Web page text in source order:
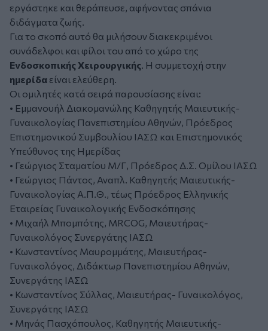
εργάστηκε και θεράπευσε, αφήνοντας σπάνια
διδάγματα ζωής.
Για το σκοπό αυτό θα μιλήσουν διακεκριμένοι
συνάδελφοι και φίλοι του από το χώρο της
Ενδοσκοπικής Χειρουργικής. Η συμμετοχή στην
ημερίδα είναι ελεύθερη.
Οι ομιλητές κατά σειρά παρουσίασης είναι:
• Εμμανουήλ Διακομανώλης Καθηγητής Μαιευτικής-
Γυναικολογίας Πανεπιστημίου Αθηνών, Πρόεδρος
Επιστημονικού Συμβουλίου ΙΑΣΩ και Επιστημονικός
Υπεύθυνος της Ημερίδας
• Γεώργιος Σταματίου Μ/Γ, Πρόεδρος Δ.Σ. Ομίλου ΙΑΣΩ
• Γεώργιος Πάντος, Αναπλ. Καθηγητής Μαιευτικής-
Γυναικολογίας Α.Π.Θ., τέως Πρόεδρος Ελληνικής
Εταιρείας Γυναικολογικής Ενδοσκόπησης
• Μιχαήλ Μπομπότης, MRCOG, Μαιευτήρας-
Γυναικολόγος Συνεργάτης ΙΑΣΩ
• Κωνσταντίνος Μαυρομμάτης, Μαιευτήρας-
Γυναικολόγος, Διδάκτωρ Πανεπιστημίου Αθηνών,
Συνεργάτης ΙΑΣΩ
• Κωνσταντίνος Σύλλας, Μαιευτήρας- Γυναικολόγος,
Συνεργάτης ΙΑΣΩ
• Μηνάς Πασχόπουλος, Καθηγητής Μαιευτικής-